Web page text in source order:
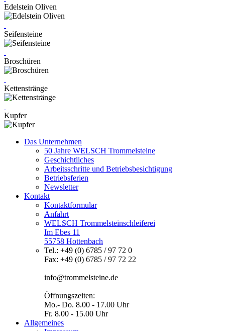
Edelstein Oliven
Seifensteine
Broschüren
Kettenstränge
Kupfer
Das Unternehmen
50 Jahre WELSCH Trommelsteine
Geschichtliches
Arbeitsschritte und Betriebsbesichtigung
Betriebsferien
Newsletter
Kontakt
Kontaktformular
Anfahrt
WELSCH Trommelsteinschleiferei
Im Ebes 11
55758 Hottenbach
Tel.: +49 (0) 6785 / 97 72 0
Fax: +49 (0) 6785 / 97 72 22
info@trommelsteine.de
Öffnungszeiten:
Mo.- Do. 8.00 - 17.00 Uhr
Fr. 8.00 - 15.00 Uhr
Allgemeines